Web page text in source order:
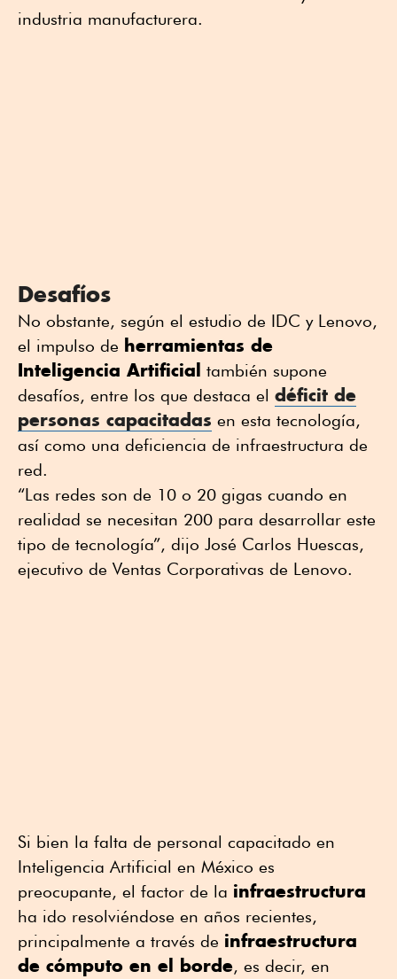
industria manufacturera.
Desafíos
No obstante, según el estudio de IDC y Lenovo,
el impulso de herramientas de
Inteligencia Artificial también supone
desafíos, entre los que destaca el déficit de
personas capacitadas en esta tecnología,
así como una deficiencia de infraestructura de
red.
“Las redes son de 10 o 20 gigas cuando en
realidad se necesitan 200 para desarrollar este
tipo de tecnología”, dijo José Carlos Huescas,
ejecutivo de Ventas Corporativas de Lenovo.
Si bien la falta de personal capacitado en
Inteligencia Artificial en México es
preocupante, el factor de la infraestructura
ha ido resolviéndose en años recientes,
principalmente a través de infraestructura
de cómputo en el borde, es decir, en